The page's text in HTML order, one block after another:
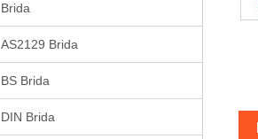
Brida
AS2129 Brida
BS Brida
DIN Brida